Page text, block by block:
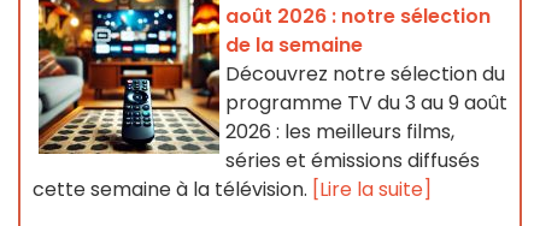
août 2026 : notre sélection
de la semaine
Découvrez notre sélection du
programme TV du 3 au 9 août
2026 : les meilleurs films,
séries et émissions diffusés
cette semaine à la télévision. [Lire la suite]